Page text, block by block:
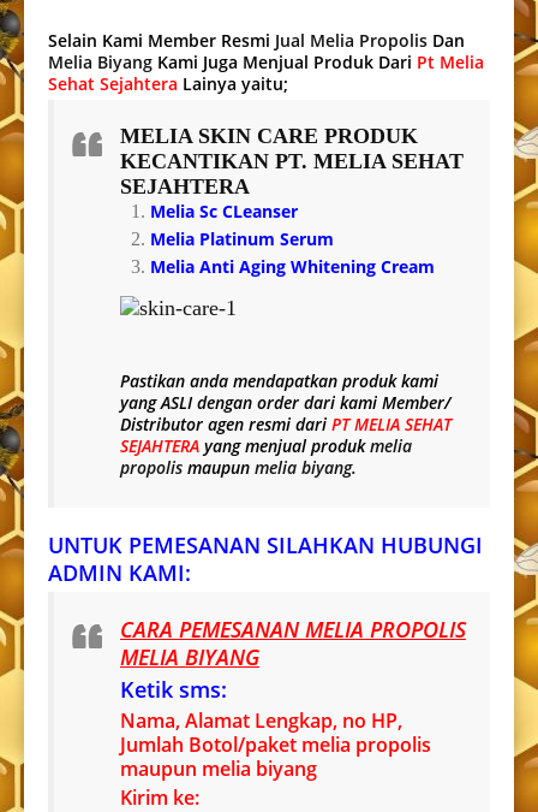
Selain Kami Member Resmi Jual Melia Propolis Dan
Melia Biyang Kami Juga Menjual Produk Dari Pt Melia
Sehat Sejahtera Lainya yaitu;
MELIA SKIN CARE PRODUK
KECANTIKAN PT. MELIA SEHAT
SEJAHTERA
Melia Sc CLeanser
Melia Platinum Serum
Melia Anti Aging Whitening Cream
Pastikan anda mendapatkan produk kami
yangASLIdengan order dari kami Member/
Distributor agen resmi dari PT MELIA SEHAT
SEJAHTERA yang menjual produkmelia
propolis maupun melia biyang.
UNTUK PEMESANAN SILAHKAN HUBUNGI
ADMIN KAMI:
CARA PEMESANAN MELIA PROPOLIS
MELIA BIYANG
Ketik sms:
Nama, Alamat Lengkap, no HP,
Jumlah Botol/paket melia propolis
maupun melia biyang
Kirim ke: